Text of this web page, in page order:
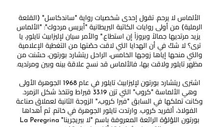
الألماس لا يرحم. تقول إحدى شخصيات رواية "ساندكاسل" (القلعة
الرملية) من أولى روايات الكاتبة البريطانية "أيريس مردوك": "الألماس
يزيد مرتديها جمالاً وبروزاً إن استطاع." والأمر سيان لإليزابيث تايلور، يا
ترى؟ لا شكّ في أن الهدايا التي لاقت حصّتها من التغطية الإعلامية
والتي منحها إياها زوجها الخامس، الراحل ريتشارد بورتون، حسّنت من
مظهر تايلور ولاقت بها، فالألماس قد نسج علاقة بينه وبين ومرتديه.
اشترى ريتشارد بورتون لإليزابيث تايلور في عام 1968 الجوهرة الأولى
وهي الألماسة "كروب" التي تزن 33.19 قيراط وتتخذ شكل الزمرد.
وكانت تملكها في السابق "فيرا كروب،" الزوجة الثانية لعملاق صناعة
الفولاذ، ألفريد كروب. وارتدت تايلور الجوهرة في خاتم. ثم أهداها
بورتون اللؤلؤة الرائعة المعروفة باسم "لا بيريجرينا" La Peregrina